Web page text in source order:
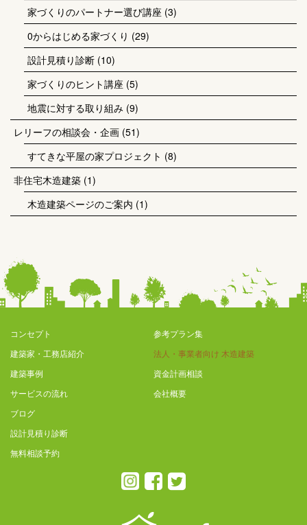
家づくりのパートナー選び講座 (3)
0からはじめる家づくり (29)
設計見積り診断 (10)
家づくりのヒント講座 (5)
地震に対する取り組み (9)
レリーフの相談会・企画 (51)
すてきな平屋の家プロジェクト (8)
非住宅木造建築 (1)
木造建築ページのご案内 (1)
コンセプト
建築家・工務店紹介
建築事例
サービスの流れ
参考プラン集
法人・事業者向け 木造建築
資金計画相談
会社概要
ブログ
設計見積り診断
無料相談予約